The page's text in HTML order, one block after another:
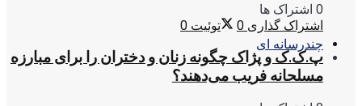
چندرسانه ای
0 اشتراک ها
اشتراک گذاری 0 توئیت 0
پ.ک.ک و پژاک چگونه زنان و دختران را برای مبارزه
مسلحانه فریب می‌دهند؟